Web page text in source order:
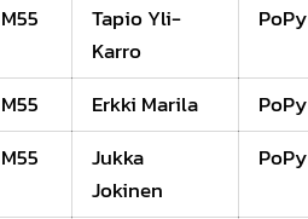
M55
Tapio Yli-
Karro
PoPy
M55 Erkki Marila PoPy
M55
Jukka
Jokinen
PoPy